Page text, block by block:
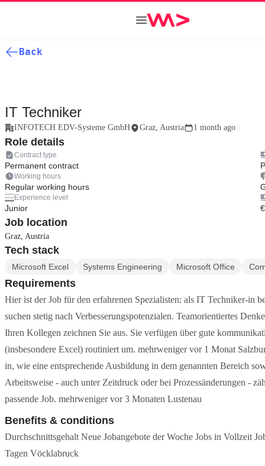
Back
IT Techniker
INFOTECH EDV-Systeme GmbH Graz, Austria 1 month ago
Role details
Contract type
Permanent contract
Working hours
Regular working hours
Experience level
Junior
Job location
Graz, Austria
Tech stack
Microsoft Excel Systems Engineering Microsoft Office
Requirements
Hier ist der Job für den erfahrenen Spezialisten: als IT Techniker-in
suchen stetig nach Verbesserungspotenzialen. Teamorientiertes
Ihren Kollegen zeichnen Sie aus. Sie verfügen über gute
(insbesondere Excel) routiniert um. mehrweniger vor 1 Monat
in, wie eine entsprechende Ausbildung in dem genannten Bereich
Arbeitsweise - auch unter Zeitdruck oder bei Prozessänderungen -
passende Job. mehrweniger vor 3 Monaten Lustenau
Benefits & conditions
Durchschnittsgehalt Neue Jobangebote der Woche Jobs in Vollzeit
Tagen Vöcklabruck